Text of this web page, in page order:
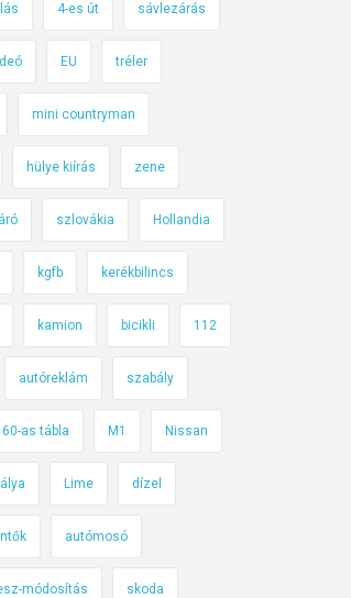
4-es út sávlezárás
EU tréler
mini countryman
hülye kiírás zene
szlovákia Hollandia
kgfb kerékbilincs
kamion bicikli 112
autóreklám szabály
60-as tábla M1 Nissan
Lime dízel
autómosó
módosítás skoda